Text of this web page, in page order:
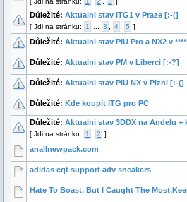
Důležité: Aktualni stav ITG1 v Praze [:-(]
[ Jdi na stránku: 1 3 4 5 ]
Důležité: Aktualni stav PIU Pro a NX2 v
Důležité: Aktualni stav PM v Liberci [:-?]
Důležité: Aktualni stav PIU NX v Plzni [:-(]
Důležité: Kde koupit ITG pro PC
Důležité: Aktualni stav 3DDX na Andelu +
[ Jdi na stránku: 1 2 ]
anallnewpack.com
adidas eqt support adv sneakers
Hate To Boast, But I Caught The